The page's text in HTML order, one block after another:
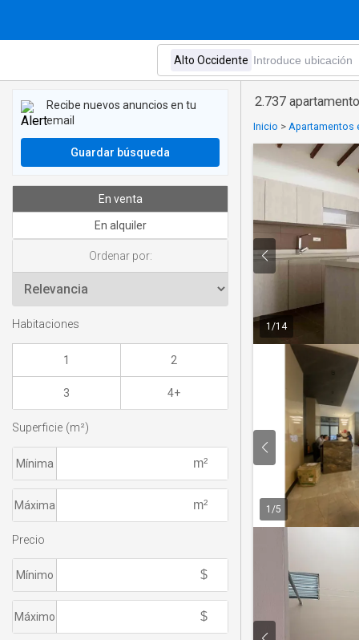
2.737
Inicio > Apartamentos
1 /14
1 /5
Recibe nuevos anuncios en tu
email
Guardar búsqueda
En venta
En alquiler
Ordenar por:
Habitaciones
1 2
3 4+
Superficie (m²)
Mínima
Máxima
Precio
Mínimo
Máximo